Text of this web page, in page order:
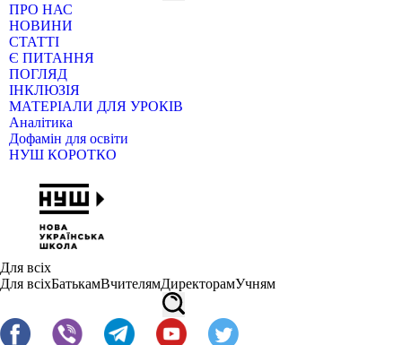
ПРО НАС
НОВИНИ
СТАТТІ
Є ПИТАННЯ
ПОГЛЯД
ІНКЛЮЗІЯ
МАТЕРІАЛИ ДЛЯ УРОКІВ
Аналітика
Дофамін для освіти
НУШ КОРОТКО
Для всіх
Для всіхБатькамВчителямДиректорамУчням